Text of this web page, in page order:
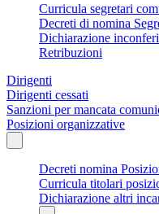
Curricula segretari
Decreti di nomina
Dichiarazione
Retribuzioni
Dirigenti
Dirigenti cessati
Sanzioni per mancata
Posizioni organizzative
Decreti nomina
Curricula titolari
Dichiarazione altri